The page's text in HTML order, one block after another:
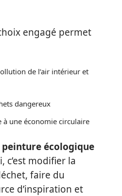
engagé permet
de l’air intérieur et
dangereux
à une économie circulaire
peinture écologique
c’est modifier la
faire du
d’inspiration et